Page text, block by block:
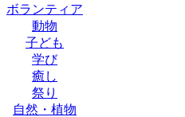
ボランティア
動物
子ども
学び
癒し
祭り
自然・植物